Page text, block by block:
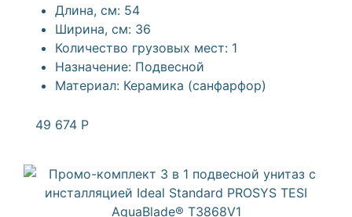
Длина, см: 54
Ширина, см: 36
Количество грузовых мест: 1
Назначение: Подвесной
Материал: Керамика (санфарфор)
49 674 Р